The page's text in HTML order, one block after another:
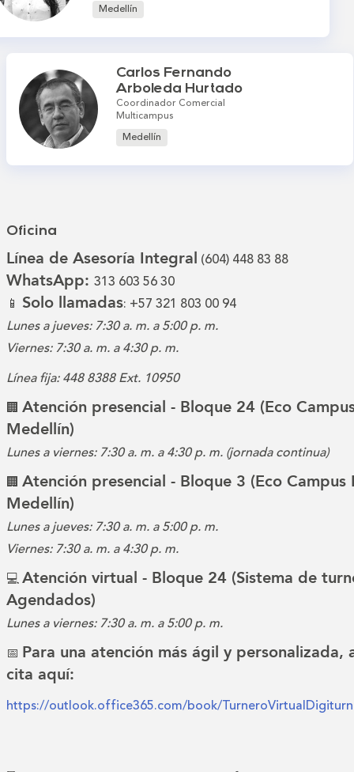
Medellín
Carlos Fernando
Arboleda Hurtado
Coordinador Comercial
Multicampus
Medellín
Oficina
Línea de Asesoría Integral (604) 448 83 88
WhatsApp: 313 603 56 30
📱 Solo llamadas: +57 321 803 00 94
Lunes a jueves: 7:30 a. m. a 5:00 p. m.
Viernes: 7:30 a. m. a 4:30 p. m.
Línea fija: 448 8388 Ext. 10950
🏢 Atención presencial - Bloque 24 (Eco
Medellín)
Lunes a viernes: 7:30 a. m. a 4:30 p. m. (jornada continua)
🏢 Atención presencial - Bloque 3 (Eco Campus
Medellín)
Lunes a jueves: 7:30 a. m. a 5:00 p. m.
Viernes: 7:30 a. m. a 4:30 p. m.
💻Atención virtual - Bloque 24 (Sistema de
Agendados)
Lunes a viernes: 7:30 a. m. a 5:00 p. m.
📅 Para una atención más ágil y personalizada,
cita aquí:
https://outlook.office365.com/book/